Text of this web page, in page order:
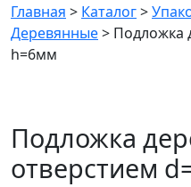
Главная > Каталог>
Деревянные> Подложка
h=6мм
Подложка
отверстием